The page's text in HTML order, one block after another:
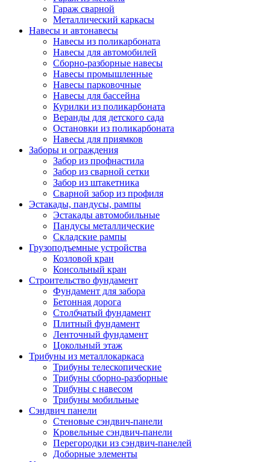
Гараж сварной
Металлический каркасы
Навесы и автонавесы
Навесы из поликарбоната
Навесы для автомобилей
Сборно-разборные навесы
Навесы промышленные
Навесы парковочные
Навесы для бассейна
Курилки из поликарбоната
Веранды для детского сада
Остановки из поликарбоната
Навесы для приямков
Заборы и ограждения
Забор из профнастила
Забор из сварной сетки
Забор из штакетника
Сварной забор из профиля
Эстакады, пандусы, рампы
Эстакады автомобильные
Пандусы металлические
Складские рампы
Грузоподъемные устройства
Козловой кран
Консольный кран
Строительство фундамент
Фундамент для забора
Бетонная дорога
Столбчатый фундамент
Плитный фундамент
Ленточный фундамент
Цокольный этаж
Трибуны из металлокаркаса
Трибуны телескопические
Трибуны сборно-разборные
Трибуны с навесом
Трибуны мобильные
Сэндвич панели
Стеновые сэндвич-панели
Кровельные сэндвич-панели
Перегородки из сэндвич-панелей
Доборные элементы